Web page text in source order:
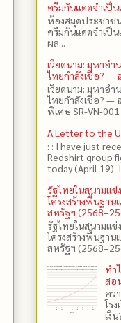
ครีมกันแดดจำเป็น
ห้องสมุดประชาช
ครีมกันแดดจำเป็น
ผล...
เวียดนาม: มหาอ
ไทยกำลังเชื่อ? —
เวียดนาม: มหาอ
ไทยกำลังเชื่อ? —
พิเศษ SR-VN-001
A Letter to the
: : I have just
Redshirt group
today (April 19).
รัฐไทยในสนามแ
โครงสร้างพื้นฐา
สหรัฐฯ
รัฐไทยในสนามแ
โครงสร้างพื้นฐา
สหรัฐฯ
ทำ
สอ
คว
โร
เงิ